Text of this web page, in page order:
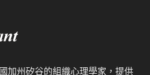
加州矽谷的組織心理學家，提供